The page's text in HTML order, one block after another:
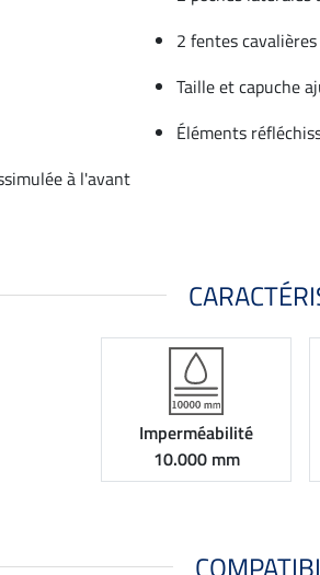
2 fentes
Taille et capuche
Éléments
à l'avant
Imperméabilité
10.000 mm